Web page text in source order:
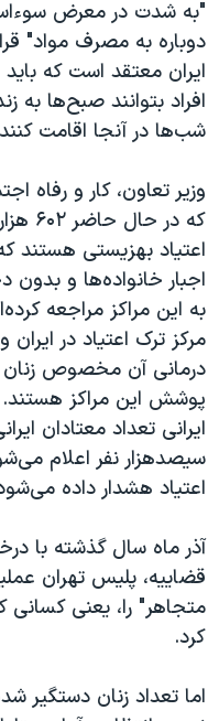
"به شدت در معرض
دوباره به مصرف مواد"
ایران معتقد است که
افراد بتوانند صبح‌ها به
شب‌ها در آنجا اقامت
وزیر تعاون، کار و رفاه
که
اعتیاد بهزیستی هستند
اجبار خانواده‌ها و
پوشش این مراکز
ایرانی تعداد معتادان
سیصدهزار نفر اعلام
اعتیاد هشدار داده
آذر ماه سال گذشته با
قضاییه، پلیس تهران
متجاهر" را، یعنی کسانی
کرد.
اما تعداد زنان دستگیر